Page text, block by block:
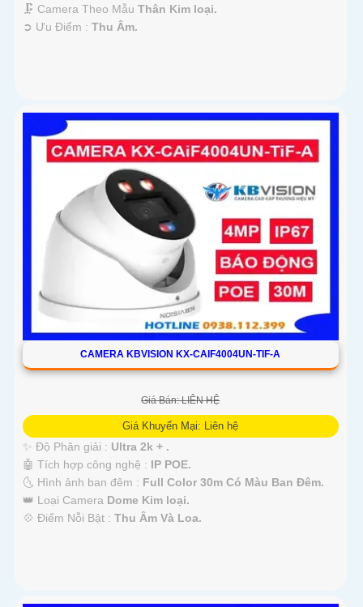
🗜️ Camera Theo Mẫu Thân Kim loại.
️➲ Ưu Điểm : Thu Âm.
CAMERA KBVISION KX-CAIF4004UN-TIF-A
Giá Bán: LIÊN HỆ
Giá Khuyến Mại: Liên hệ
✨ Độ Phân giải : Ultra 2k + .
🤖️ Tích hợp công nghệ : IP POE.
🌜 Hình ảnh ban đêm : Full Color 30m Có Màu Ban Ðêm.
👑 Loại Camera Dome Kim loại.
️💠 Điểm Nỗi Bật : Thu Âm Và Loa.